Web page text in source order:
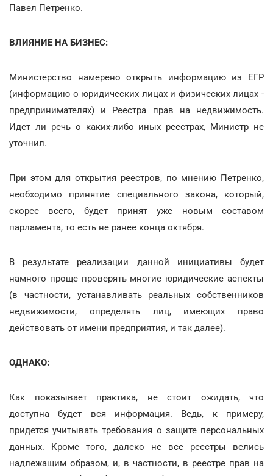
Павел Петренко.
ВЛИЯНИЕ НА БИЗНЕС:
Министерство намерено открыть информацию из ЕГР
(информацию о юридических лицах и физических лицах -
предпринимателях) и Реестра прав на недвижимость.
Идет ли речь о каких-либо иных реестрах, Министр не
уточнил.
При этом для открытия реестров, по мнению Петренко,
необходимо принятие специального закона, который,
скорее всего, будет принят уже новым составом
парламента, то есть не ранее конца октября.
В результате реализации данной инициативы будет
намного проще проверять многие юридические аспекты
(в частности, устанавливать реальных собственников
недвижимости, определять лиц, имеющих право
действовать от имени предприятия, и так далее).
ОДНАКО:
Как показывает практика, не стоит ожидать, что
доступна будет вся информация. Ведь, к примеру,
придется учитывать требования о защите персональных
данных. Кроме того, далеко не все реестры велись
надлежащим образом, и, в частности, в реестре прав на